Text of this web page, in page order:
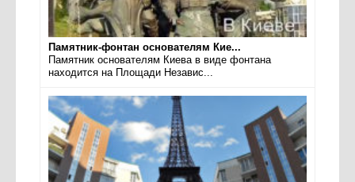
Памятник-фонтан основателям Кие...
Памятник основателям Киева в виде фонтана
находится на Площади Независ...